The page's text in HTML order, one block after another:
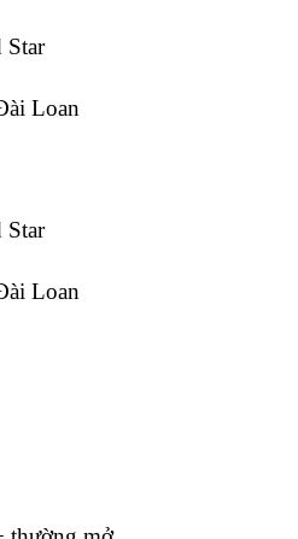
Star
Loan
Star
Loan